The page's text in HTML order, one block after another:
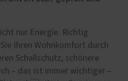
nur Energie. Richtig
Ihren Wohnkomfort durch
Schallschutz, schönere
– das ist immer wichtiger –